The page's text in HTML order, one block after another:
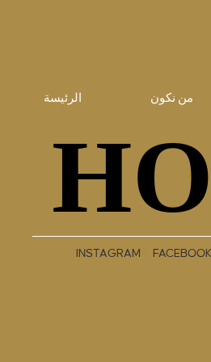
الرئيسة من نكون
INSTAGRAM FACEBOOK